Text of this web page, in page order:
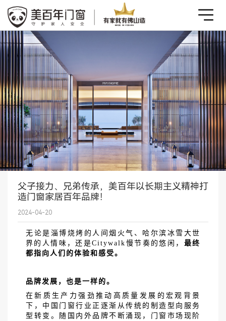
父子接力、兄弟传承，美百年以长期主义精神打
造门窗家居百年品牌！
2024-04-20
无论是淄博烧烤的人间烟火气、哈尔滨冰雪大世
界的人情味，还是Citywalk慢节奏的悠闲， 最终
都指向人们的体验和感受。
品牌发展，也是一样的。
在新质生产力强劲推动高质量发展的宏观背景
下，中国门窗行业正逐渐从传统的制造型向服务
型转变。随国内外品牌不断涌现，门窗市场现阶